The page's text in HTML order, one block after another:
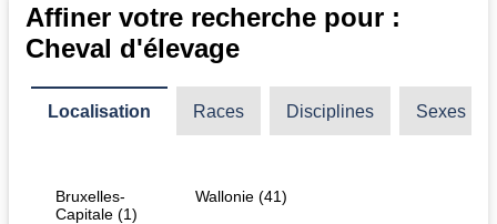
Affiner votre recherche pour :
Cheval d'élevage
Localisation Races Disciplines Sexes
Bruxelles-
Capitale (1)
Wallonie (41)